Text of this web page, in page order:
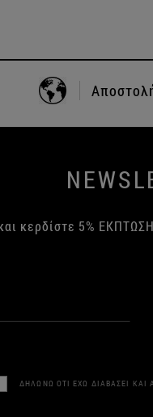
+30
κερδίστε 5%
ΔΗΛΩΝΩ ΟΤΙ ΕΧΩ ΔΙΑΒΑΣΕΙ ΚΑΙ